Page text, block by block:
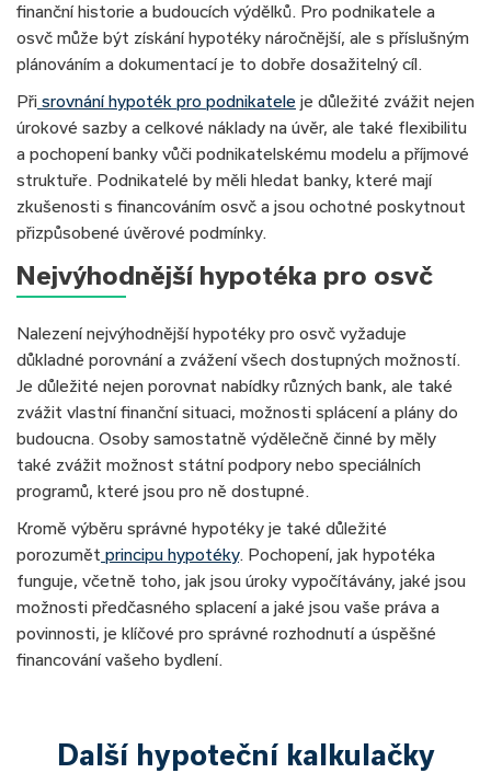
finanční historie a budoucích výdělků. Pro podnikatele a
osvč může být získání hypotéky náročnější, ale s příslušným
plánováním a dokumentací je to dobře dosažitelný cíl.
Při srovnání hypoték pro podnikatele je důležité zvážit nejen
úrokové sazby a celkové náklady na úvěr, ale také flexibilitu
a pochopení banky vůči podnikatelskému modelu a příjmové
struktuře. Podnikatelé by měli hledat banky, které mají
zkušenosti s financováním osvč a jsou ochotné poskytnout
přizpůsobené úvěrové podmínky.
Nejvýhodnější hypotéka pro osvč
Nalezení nejvýhodnější hypotéky pro osvč vyžaduje
důkladné porovnání a zvážení všech dostupných možností.
Je důležité nejen porovnat nabídky různých bank, ale také
zvážit vlastní finanční situaci, možnosti splácení a plány do
budoucna. Osoby samostatně výdělečně činné by měly
také zvážit možnost státní podpory nebo speciálních
programů, které jsou pro ně dostupné.
Kromě výběru správné hypotéky je také důležité
porozumět principu hypotéky. Pochopení, jak hypotéka
funguje, včetně toho, jak jsou úroky vypočítávány, jaké jsou
možnosti předčasného splacení a jaké jsou vaše práva a
povinnosti, je klíčové pro správné rozhodnutí a úspěšné
financování vašeho bydlení.
Další hypoteční kalkulačky